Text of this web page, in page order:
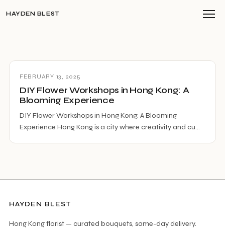
HAYDEN BLEST
FEBRUARY 13, 2025
DIY Flower Workshops in Hong Kong: A
Blooming Experience
DIY Flower Workshops in Hong Kong: A Blooming
Experience Hong Kong is a city where creativity and cu…
HAYDEN BLEST
Hong Kong florist — curated bouquets, same-day delivery.